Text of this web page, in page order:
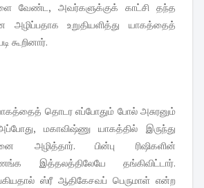
வேண்ட, அவர்களுக்குக் காட்சி தந்த
அழிப்பதாக உறுதியளித்து யாகத்தைத்
கூறினார்.
தொடர எப்போதும் போல் அசுரனும்
மகாவிஷ்ணு யாகத்தில் இருந்து
அழித்தார். பின்பு ரிஷிகளின்
இத்தலத்திலேயே தங்கிவிட்டார்.
ஸ்ரீ ஆதிகேசவப் பெருமாள் என்ற